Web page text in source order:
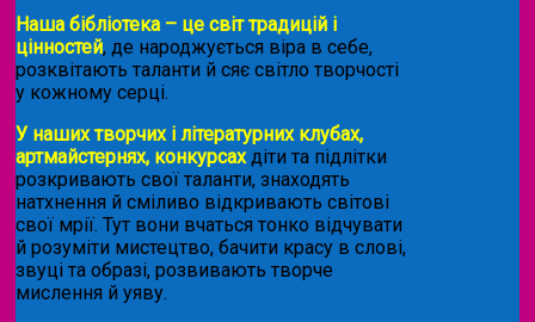
Наша бібліотека – це світ традицій і
цінностей, де народжується віра в себе,
розквітають таланти й сяє світло творчості
у кожному серці.
У наших творчих і літературних клубах,
артмайстернях, конкурсахдіти та підлітки
розкривають свої таланти, знаходять
натхнення й сміливо відкривають світові
свої мрії. Тут вони вчаться тонко відчувати
й розуміти мистецтво, бачити красу в слові,
звуці та образі, розвивають творче
мислення й уяву.